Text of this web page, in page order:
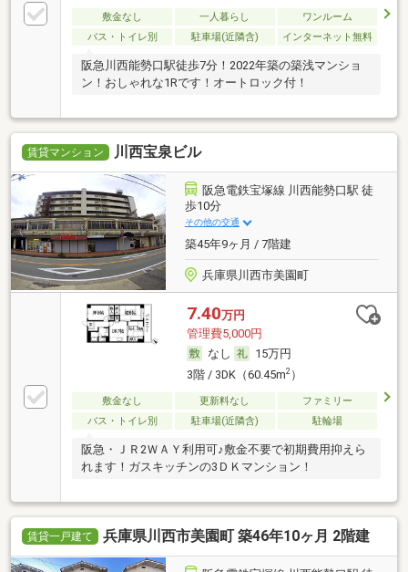
敷金なし 一人暮らし
ワンルーム
バス・トイレ別
駐車場(近隣含) インターネット無料
阪急川西能勢口駅徒歩7分！2022年築の築浅マンショ
ン！おしゃれな1Rです！オートロック付！
賃貸マンション 川西宝泉ビル
阪急電鉄宝塚線 川西能勢口駅 徒
歩10分
その他の交通
築45年9ヶ月 / 7階建
兵庫県川西市美園町
7.40万円
管理費5,000円
なし
15万円
3階 / 3DK（60.45m2）
敷金なし 更新料なし
ファミリー
バス・トイレ別
駐車場(近隣含) 駐輪場
阪急・ＪＲ2ＷＡＹ利用可♪敷金不要で初期費用抑えら
れます！ガスキッチンの3ＤＫマンション！
賃貸一戸建て 兵庫県川西市美園町 築46年10ヶ月 2階建